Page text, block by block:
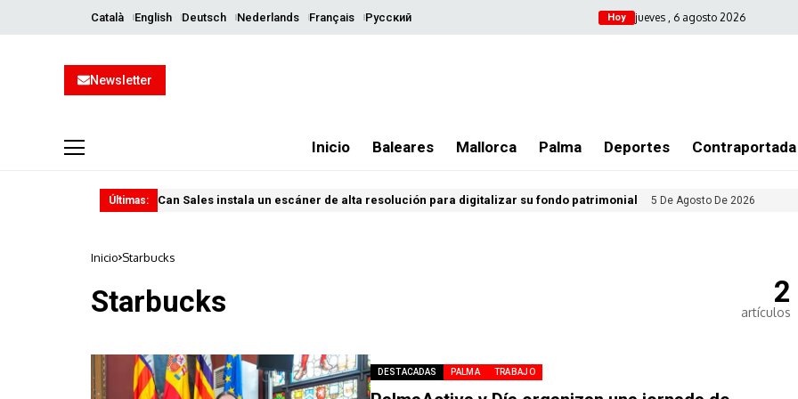
Català English Deutsch Nederlands Français Русский Hoy jueves , 6 agosto 2026
Newsletter
Inicio Baleares Mallorca Palma Deportes Contraportada
Últimas: Can Sales instala un escáner de alta resolución para digitalizar su fondo patrimonial 5 De Agosto De 2026
Inicio Starbucks
Starbucks 2
artículos
DESTACADAS PALMA TRABAJO